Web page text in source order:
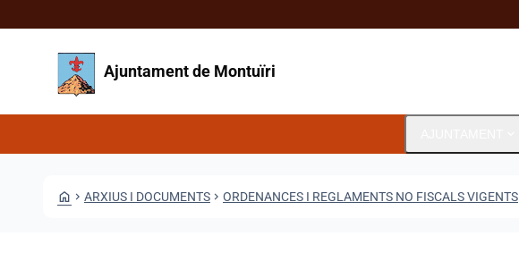
Ajuntament de Montuïri
HOME CHEVRON_RIGHT ARXIUS I DOCUMENTS CHEVRON_RIGHT ORDENANCES I REGLAMENTS NO FISCALS VIGENTS